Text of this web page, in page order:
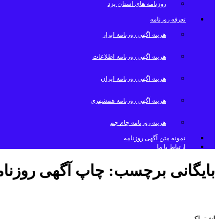
روزنامه های استان یزد
تعرفه روزنامه
هزینه آگهی روزنامه ابرار
هزینه آگهی روزنامه اطلاعات
هزینه آگهی روزنامه ایران
هزینه آگهی روزنامه همشهری
هزینه روزنامه جام جم
نمونه متن آگهی روزنامه
ارتباط با ما
بایگانی برچسب: چاپ آگهی